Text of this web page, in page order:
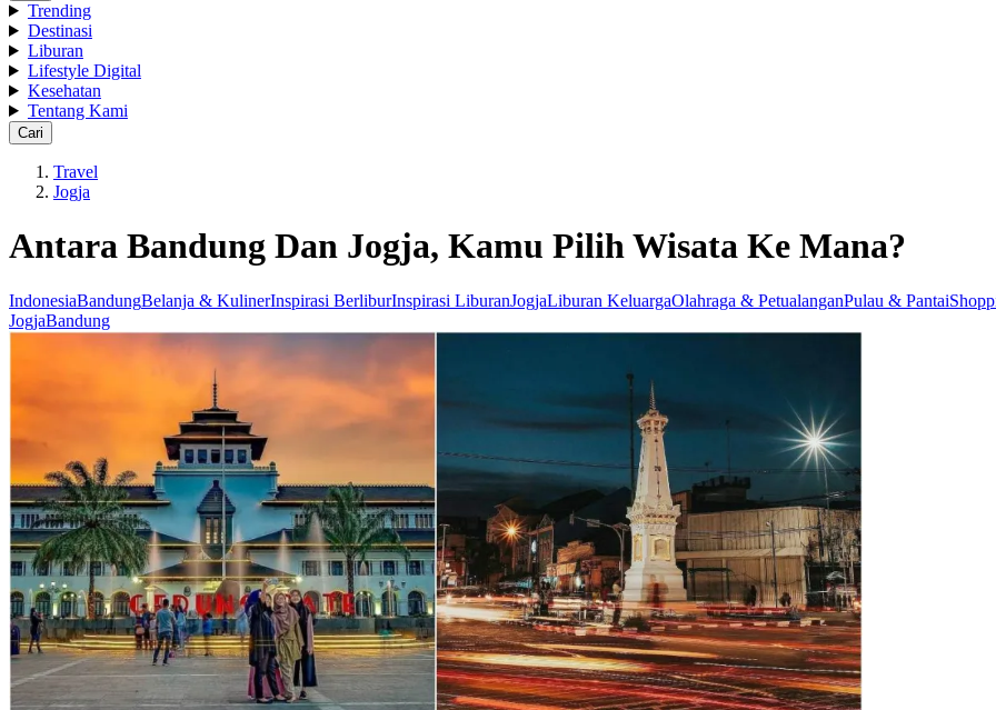
Trending
Destinasi
Liburan
Lifestyle Digital
Kesehatan
Tentang Kami
Cari
Travel
Jogja
Antara Bandung Dan Jogja, Kamu Pilih Wisata Ke Mana?
IndonesiaBandungBelanja & KulinerInspirasi BerliburInspirasi LiburanJogjaLiburan KeluargaOlahraga & PetualanganPulau & Pantai
JogjaBandung